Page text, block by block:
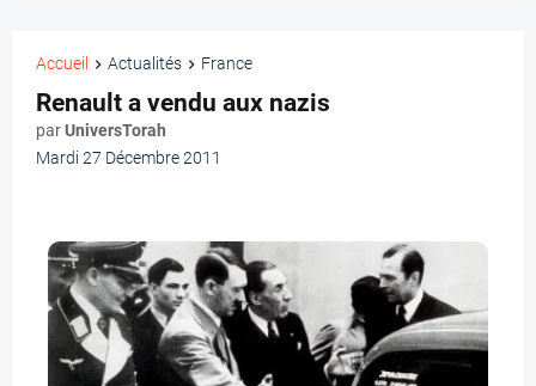
Accueil Actualités France
Renault a vendu aux nazis
parUniversTorah
Mardi 27 Décembre 2011